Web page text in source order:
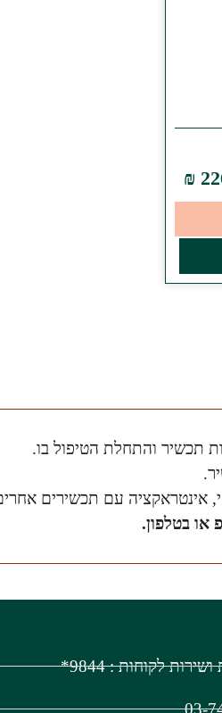
תכשיר והתחלת הטיפול בו.
אינטראקציה עם תכשירים
או בטלפון.
לקוחות : 9844*
03-